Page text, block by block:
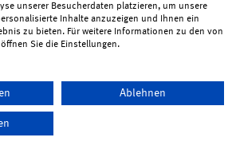
unserer Besucherdaten platzieren, um unsere
Inhalte anzuzeigen und Ihnen ein
zu bieten. Für weitere Informationen zu den von
Sie die Einstellungen.
Ablehnen